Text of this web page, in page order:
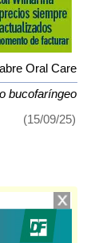
Oral Care
bucofaríngeo
(15/09/25)
Care